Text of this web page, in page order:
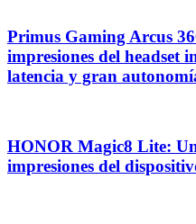
Primus Gaming Arcus
impresiones del headset
latencia y gran
HONOR Magic8 Lite:
impresiones del